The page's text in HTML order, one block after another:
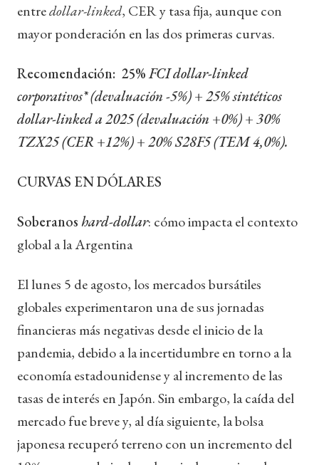
entredollar-linked, CER y tasa fija, aunque con
mayor ponderación en las dos primeras curvas.
Recomendación: 25%FCI dollar-linked
corporativos* (devaluación -5%) + 25% sintéticos
dollar-linked a 2025 (devaluación +0%) + 30%
TZX25 (CER +12%) + 20% S28F5 (TEM 4,0%).
CURVAS EN DÓLARES
Soberanos hard-dollar: cómo impacta el contexto
global a la Argentina
El lunes 5 de agosto, los mercados bursátiles
globales experimentaron una de sus jornadas
financieras más negativas desde el inicio de la
pandemia, debido a la incertidumbre en torno a la
economía estadounidense y al incremento de las
tasas de interés en Japón. Sin embargo, la caída del
mercado fue breve y, al día siguiente, la bolsa
japonesa recuperó terreno con un incremento del